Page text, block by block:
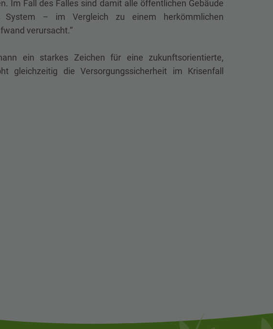
Im Fall des Falles sind damit alle öffentlichen Gebäude
– im Vergleich zu einem herkömmlichen
verursacht.“
ein starkes Zeichen für eine zukunftsorientierte,
gleichzeitig die Versorgungssicherheit im Krisenfall